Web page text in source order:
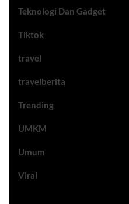
Teknologi Dan Gadget
Tiktok
travel
travelberita
Trending
UMKM
Umum
Viral